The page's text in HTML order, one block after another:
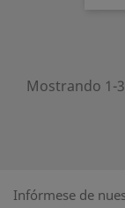
Mostrando 1-
Infórmese de